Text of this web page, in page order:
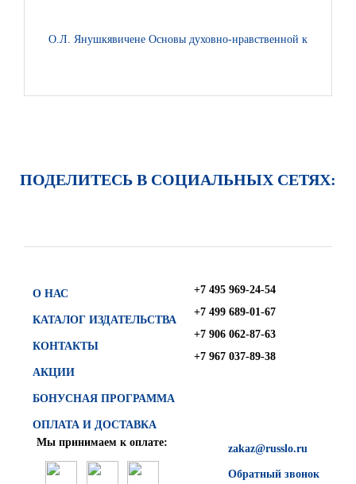
О.Л. Янушкявичене Основы духовно-нравственной культуры
ПОДЕЛИТЕСЬ В СОЦИАЛЬНЫХ СЕТЯХ:
О НАС
КАТАЛОГ ИЗДАТЕЛЬСТВА
КОНТАКТЫ
АКЦИИ
БОНУСНАЯ ПРОГРАММА
ОПЛАТА И ДОСТАВКА
+7 495 969-24-54
+7 499 689-01-67
+7 906 062-87-63
+7 967 037-89-38
zakaz@russlo.ru
Обратный звонок
Мы принимаем к оплате: